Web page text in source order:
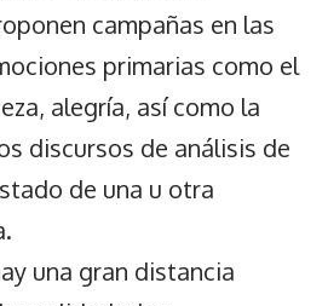
campañas en las
primarias como el
alegría, así como la
discursos de análisis de
de una u otra
una gran distancia